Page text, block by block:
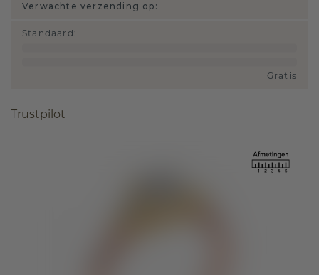
Verwachte verzending op:
Standaard :
Gratis
Trustpilot